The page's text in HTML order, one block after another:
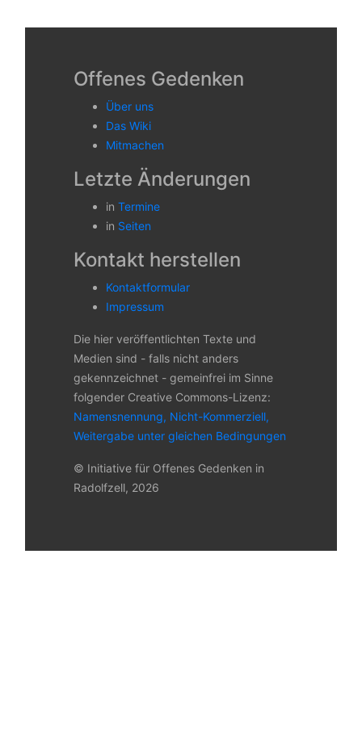
Offenes Gedenken
Über uns
Das Wiki
Mitmachen
Letzte Änderungen
in Termine
in Seiten
Kontakt herstellen
Kontaktformular
Impressum
Die hier veröffentlichten Texte und
Medien sind - falls nicht anders
gekennzeichnet - gemeinfrei im Sinne
folgender Creative Commons-Lizenz:
Namensnennung, Nicht-Kommerziell,
Weitergabe unter gleichen Bedingungen
© Initiative für Offenes Gedenken in
Radolfzell, 2026